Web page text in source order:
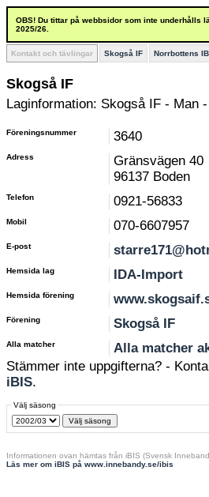
OBS! Du tittar på webbsidor som inte underhålls
2025/26.
Kontakt och tävlingar Skogså IF Norrbottens
Skogså IF
Laginformation: Skogså IF - Man
Föreningsnummer 3640
Adress
Gränsvägen 40
96137 Boden
Telefon 0921-56833
Mobil 070-6607957
E-post
Hemsida lag IDA-Import
Hemsida förening
Förening Skogså IF
Alla matcher
Alla matcher
Stämmer inte uppgifterna? -
iBIS.
Välj säsong
Informationen ovan hämtas från iBIS (Svensk
Läs mer om iBIS på www.innebandy.se/ibis